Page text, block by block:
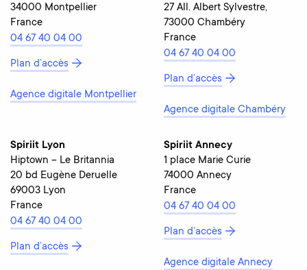
34000 Montpellier
France
04 67 40 04 00
Plan d’accès
Agence digitale Montpellier
27 All. Albert Sylvestre,
73000 Chambéry
France
04 67 40 04 00
Plan d’accès
Agence digitale Chambéry
Spiriit Lyon
Hiptown – Le Britannia
20 bd Eugène Deruelle
69003 Lyon
France
04 67 40 04 00
Plan d’accès
Spiriit Annecy
1 place Marie Curie
74000 Annecy
France
04 67 40 04 00
Plan d’accès
Agence digitale Annecy